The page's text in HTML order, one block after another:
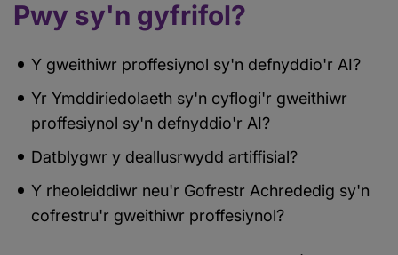
Pwy sy'n gyfrifol?
Y gweithiwr proffesiynol sy'n defnyddio'r AI?
Yr Ymddiriedolaeth sy'n cyflogi'r gweithiwr
proffesiynol sy'n defnyddio'r AI?
Datblygwr y deallusrwydd artiffisial?
Y rheoleiddiwr neu'r Gofrestr Achrededig sy'n
cofrestru'r gweithiwr proffesiynol?